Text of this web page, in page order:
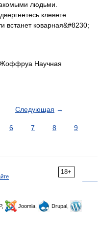
людьми.
клевете.
встанет коварная&#8230;
Научная
Следующая →
6 7 8
9
18+
Joomla,
Drupal,